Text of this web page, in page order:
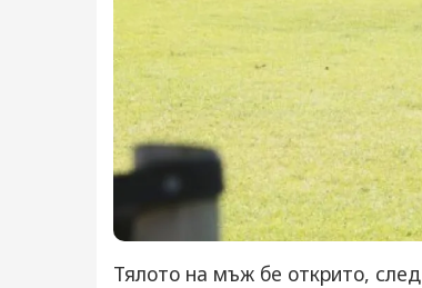
Тялото на мъж бе открито,